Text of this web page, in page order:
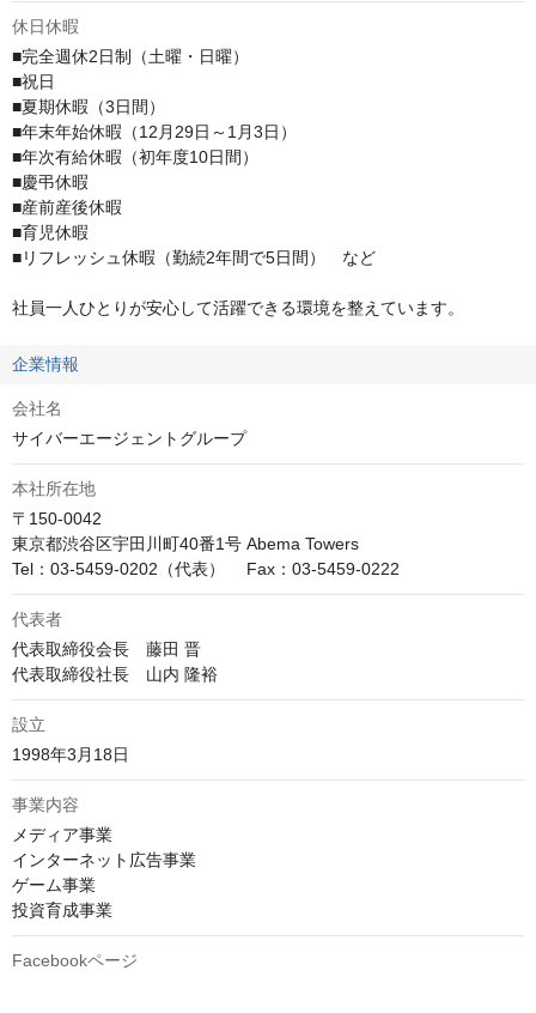
休日休暇
■完全週休2日制（土曜・日曜）
■祝日
■夏期休暇（3日間）
■年末年始休暇（12月29日～1月3日）
■年次有給休暇（初年度10日間）
■慶弔休暇
■産前産後休暇
■育児休暇
■リフレッシュ休暇（勤続2年間で5日間）　など
社員一人ひとりが安心して活躍できる環境を整えています。
企業情報
会社名
サイバーエージェントグループ
本社所在地
〒150-0042
東京都渋谷区宇田川町40番1号 Abema Towers
Tel：03-5459-0202（代表）　 Fax：03-5459-0222
代表者
代表取締役会長　藤田 晋
代表取締役社長　山内 隆裕
設立
1998年3月18日
事業内容
メディア事業
インターネット広告事業
ゲーム事業
投資育成事業
Facebookページ